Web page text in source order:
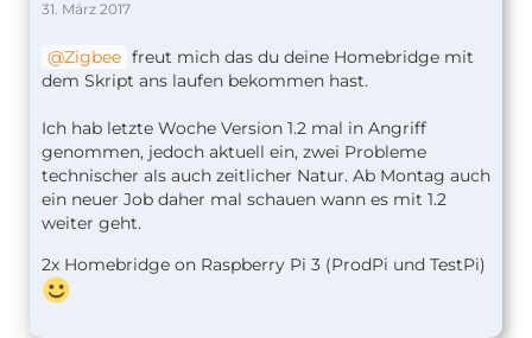
31. März 2017
Zigbee freut mich das du deine Homebridge mit
dem Skript ans laufen bekommen hast.
Ich hab letzte Woche Version 1.2 mal in Angriff
genommen, jedoch aktuell ein, zwei Probleme
technischer als auch zeitlicher Natur. Ab Montag auch
ein neuer Job daher mal schauen wann es mit 1.2
weiter geht.
2x Homebridge on Raspberry Pi 3 (ProdPi und TestPi)